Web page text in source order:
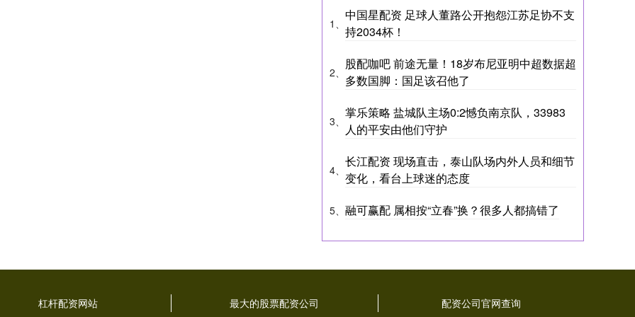
1、
中国星配资 足球人董路公开抱怨江苏足协不支
持2034杯！
2、
股配咖吧 前途无量！18岁布尼亚明中超数据超
多数国脚：国足该召他了
3、
掌乐策略 盐城队主场0:2憾负南京队，33983
人的平安由他们守护
4、
长江配资 现场直击，泰山队场内外人员和细节
变化，看台上球迷的态度
5、 融可赢配 属相按“立春”换？很多人都搞错了
杠杆配资网站 最大的股票配资公司 配资公司官网查询